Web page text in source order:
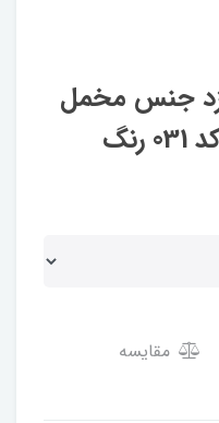
جنس مخمل
شانل نرم و لطیف 2رو کد 031 رنگ
مقایسه